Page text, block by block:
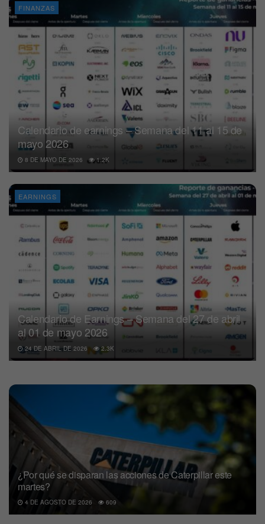
FINANZAS
Calendario de earnings – Semana del 11 al 15 de
mayo 2026
8 DE MAYO DE 2026 1.2K
EARNINGS
Calendario de Earnings – Semana del 27 de abril
al 01 de mayo 2026
24 DE ABRIL DE 2026 2.3K
¿Por qué se disparan las acciones de Caterpillar este
martes?
4 DE AGOSTO DE 2026 609